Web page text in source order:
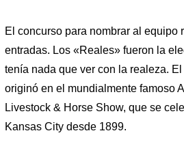
El concurso para nombrar al equipo
entradas. Los «Reales» fueron la
tenía nada que ver con la realeza.
originó en el mundialmente famoso
Livestock & Horse Show, que se
Kansas City desde 1899.